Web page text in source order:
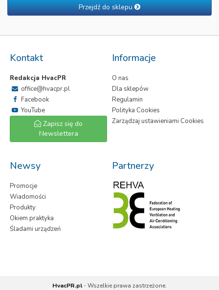
Przejdź do sklepu
Kontakt
Redakcja HvacPR
office@hvacpr.pl
Facebook
YouTube
Zapisz się do
Newslettera
Informacje
O nas
Dla sklepów
Regulamin
Polityka Cookies
Zarządzaj ustawieniami Cookies
Newsy
Promocje
Wiadomości
Produkty
Okiem praktyka
Śladami urządzeń
Partnerzy
HvacPR.pl- Wszelkie prawa zastrzeżone.